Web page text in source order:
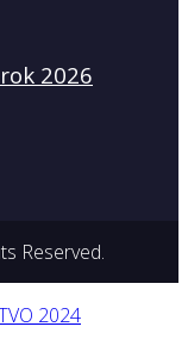
2026
Reserved.
2024